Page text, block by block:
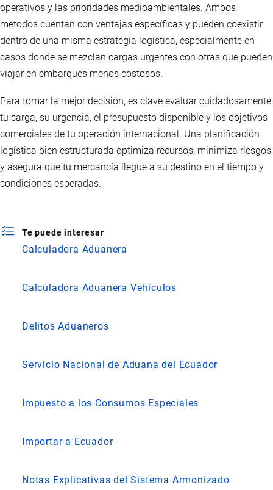
operativos y las prioridades medioambientales. Ambos
métodos cuentan con ventajas específicas y pueden coexistir
dentro de una misma estrategia logística, especialmente en
casos donde se mezclan cargas urgentes con otras que pueden
viajar en embarques menos costosos.
Para tomar la mejor decisión, es clave evaluar cuidadosamente
tu carga, su urgencia, el presupuesto disponible y los objetivos
comerciales de tu operación internacional. Una planificación
logística bien estructurada optimiza recursos, minimiza riesgos
y asegura que tu mercancía llegue a su destino en el tiempo y
condiciones esperadas.
Te puede interesar
Calculadora Aduanera
Calculadora Aduanera Vehículos
Delitos Aduaneros
Servicio Nacional de Aduana del Ecuador
Impuesto a los Consumos Especiales
Importar a Ecuador
Notas Explicativas del Sistema Armonizado